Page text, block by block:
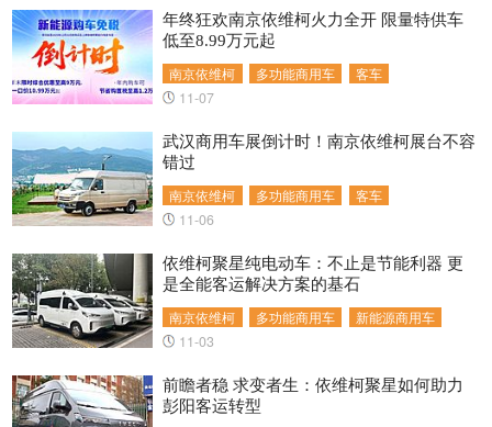
南京依维柯 多功能商用车 客车
年终狂欢南京依维柯火力全开 限量特供车
低至8.99万元起
11-07
南京依维柯 多功能商用车 客车
武汉商用车展倒计时！南京依维柯展台不容
错过
11-06
南京依维柯 多功能商用车 新能源商用车
依维柯聚星纯电动车：不止是节能利器 更
是全能客运解决方案的基石
11-03
前瞻者稳 求变者生：依维柯聚星如何助力
彭阳客运转型